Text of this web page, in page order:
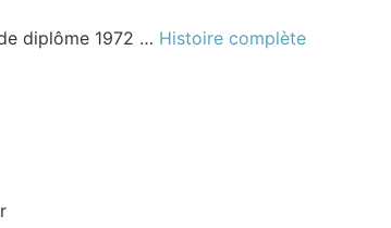
diplôme 1972 … Histoire complète